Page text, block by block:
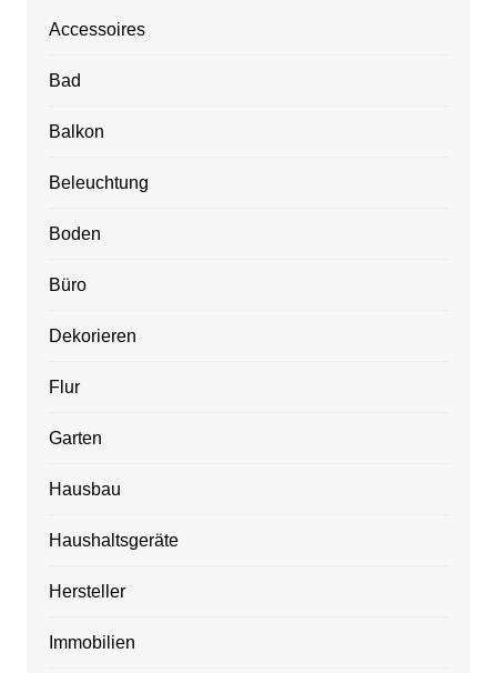
Accessoires
Bad
Balkon
Beleuchtung
Boden
Büro
Dekorieren
Flur
Garten
Hausbau
Haushaltsgeräte
Hersteller
Immobilien